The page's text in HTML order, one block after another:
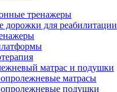
тренажеры
дорожки для реабилитации
матрас и подушки
матрасы
подушки